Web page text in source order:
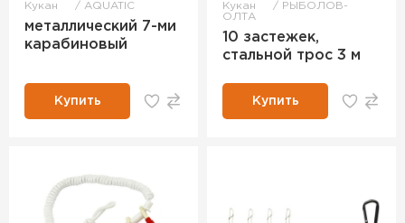
Кукан AQUATIC
металлический 7-ми
карабиновый
Купить
Кукан
РЫБОЛОВ-
ОЛТА
10 застежек,
стальной трос 3 м
Купить